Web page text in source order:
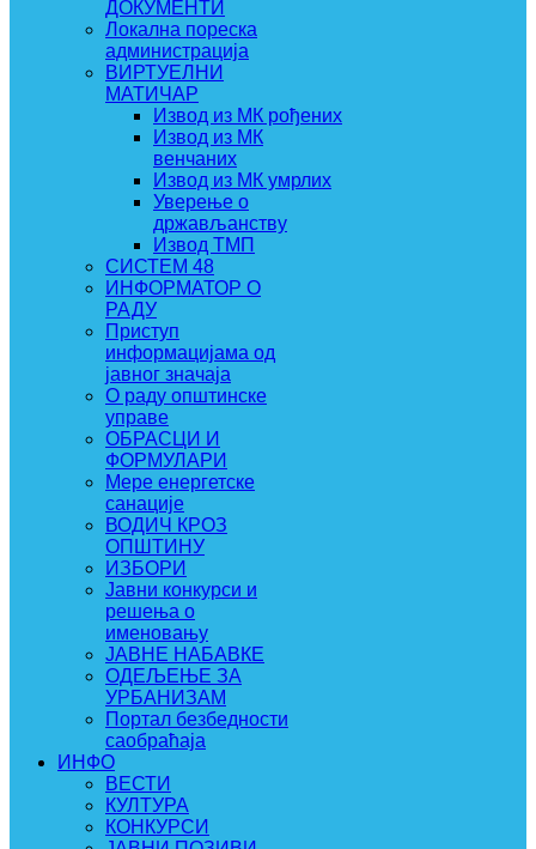
ДОКУМЕНТИ
Локална пореска
администрација
ВИРТУЕЛНИ
МАТИЧАР
Извод из МК рођених
Извод из МК
венчаних
Извод из МК умрлих
Уверење о
држављанству
Извод ТМП
СИСТЕМ 48
ИНФОРМАТОР О
РАДУ
Приступ
информацијама од
јавног значаја
О раду општинске
управе
ОБРАСЦИ И
ФОРМУЛАРИ
Мере енергетске
санације
ВОДИЧ КРОЗ
ОПШТИНУ
ИЗБОРИ
Јавни конкурси и
решења о
именовању
ЈАВНЕ НАБАВКЕ
ОДЕЉЕЊЕ ЗА
УРБАНИЗАМ
Портал безбедности
саобраћаја
ИНФО
ВЕСТИ
КУЛТУРА
КОНКУРСИ